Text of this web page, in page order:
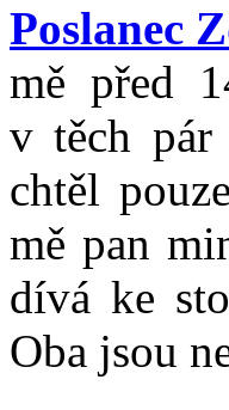
Poslanec
mě před
v těch pár
chtěl
mě pan
dívá ke
Oba jsou